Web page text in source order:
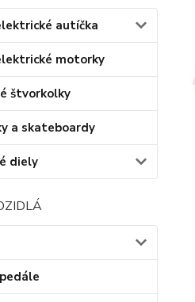
autíčka
motorky
štvorkolky
a skateboardy
diely